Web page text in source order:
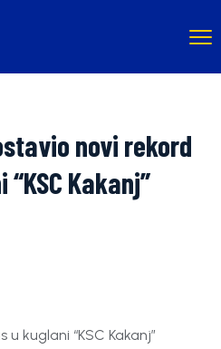
novi rekord
Kakanj”
kuglani “KSC Kakanj”